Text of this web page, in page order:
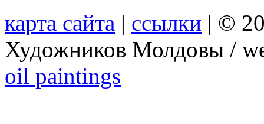
карта сайта | ссылки | ©
Художников Молдовы /
oil paintings